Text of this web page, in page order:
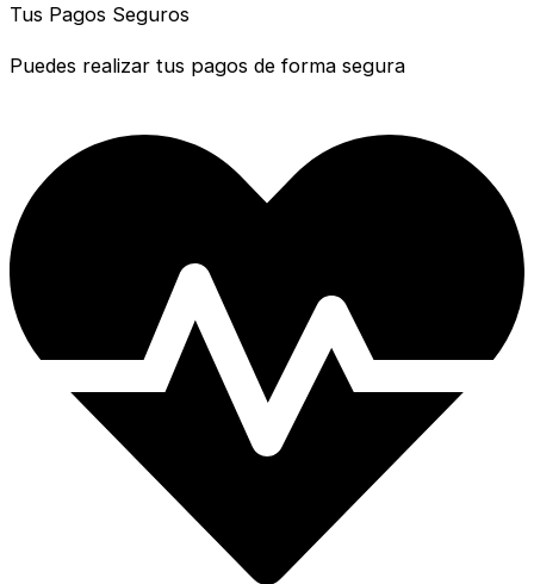
Tus Pagos Seguros
Puedes realizar tus pagos de forma segura